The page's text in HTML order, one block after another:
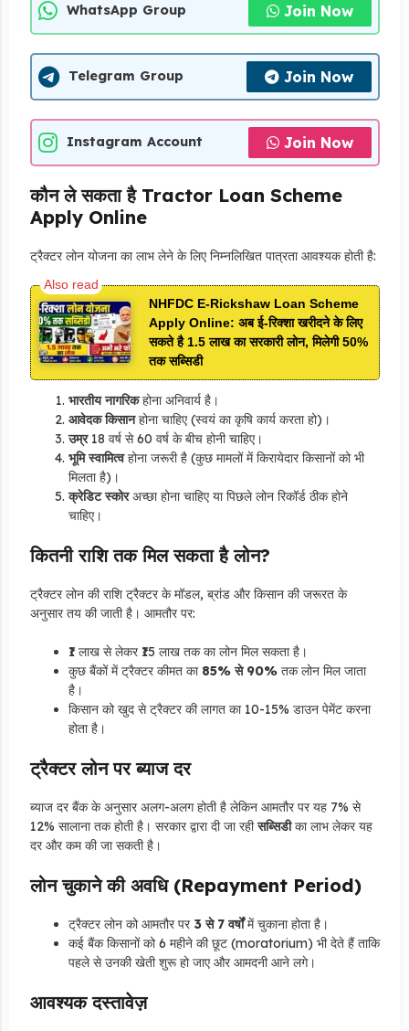
WhatsApp Group Join Now
Telegram Group Join Now
Instagram Account Join Now
कौन ले सकता है Tractor Loan Scheme
Apply Online
ट्रैक्टर लोन योजना का लाभ लेने के लिए निम्नलिखित पात्रता आवश्यक होती है:
NHFDC E-Rickshaw Loan Scheme
Apply Online: अब ई-रिक्शा खरीदने के लिए
सकते है 1.5 लाख का सरकारी लोन, मिलेगी 50%
तक सब्सिडी
भारतीय नागरिकहोना अनिवार्य है।
आवेदक किसानहोना चाहिए (स्वयं का कृषि कार्य करता हो)।
उम्र18 वर्ष से 60 वर्ष के बीच होनी चाहिए।
भूमि स्वामित्वहोना जरूरी है (कुछ मामलों में किरायेदार किसानों को भी
मिलता है)।
क्रेडिट स्कोरअच्छा होना चाहिए या पिछले लोन रिकॉर्ड ठीक होने
चाहिए।
कितनी राशि तक मिल सकता है लोन?
ट्रैक्टर लोन की राशि ट्रैक्टर के मॉडल, ब्रांड और किसान की जरूरत के
अनुसार तय की जाती है। आमतौर पर:
₹1 लाख से लेकर ₹15 लाख तक का लोन मिल सकता है।
कुछ बैंकों में ट्रैक्टर कीमत का 85% से 90%तक लोन मिल जाता
है।
किसान को खुद से ट्रैक्टर की लागत का 10-15% डाउन पेमेंट करना
होता है।
ट्रैक्टर लोन पर ब्याज दर
ब्याज दर बैंक के अनुसार अलग-अलग होती है लेकिन आमतौर पर यह 7% से
12% सालाना तक होती है। सरकार द्वारा दी जा रहीसब्सिडीका लाभ लेकर यह
दर और कम की जा सकती है।
लोन चुकाने की अवधि (Repayment Period)
ट्रैक्टर लोन को आमतौर पर 3 से 7 वर्षोंमें चुकाना होता है।
कई बैंक किसानों को 6 महीने की छूट (moratorium) भी देते हैं ताकि
पहले से उनकी खेती शुरू हो जाए और आमदनी आने लगे।
आवश्यक दस्तावेज़